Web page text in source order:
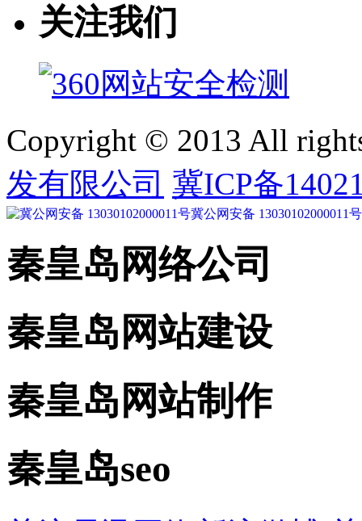
关注我们
Copyright © 2013 All
发有限公司 冀ICP备
冀公网安备 13030102000011号
秦皇岛网络公司
秦皇岛网站建设
秦皇岛网站制作
秦皇岛seo